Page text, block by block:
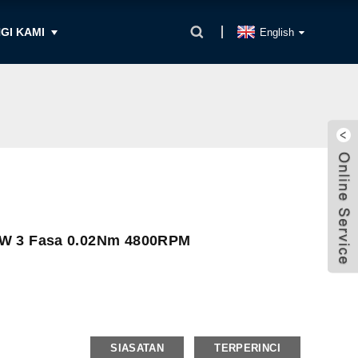
KAMI English
3 Fasa 0.02Nm 4800RPM
SIASATAN TERPERINCI